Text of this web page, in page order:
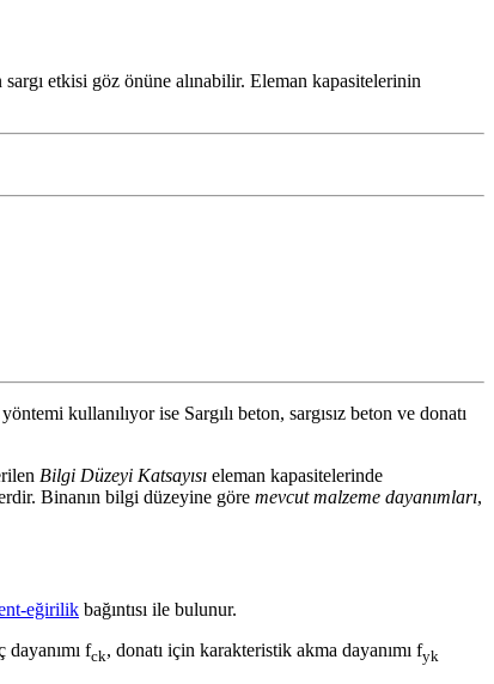
etkisi göz önüne alınabilir. Eleman kapasitelerinin
kullanılıyor ise Sargılı beton, sargısız beton ve donatı
Bilgi Düzeyi Katsayısı eleman kapasitelerinde
Binanın bilgi düzeyine göre mevcut malzeme dayanımları,
eğirilik bağıntısı ile bulunur.
dayanımı fck, donatı için karakteristik akma dayanımı fyk